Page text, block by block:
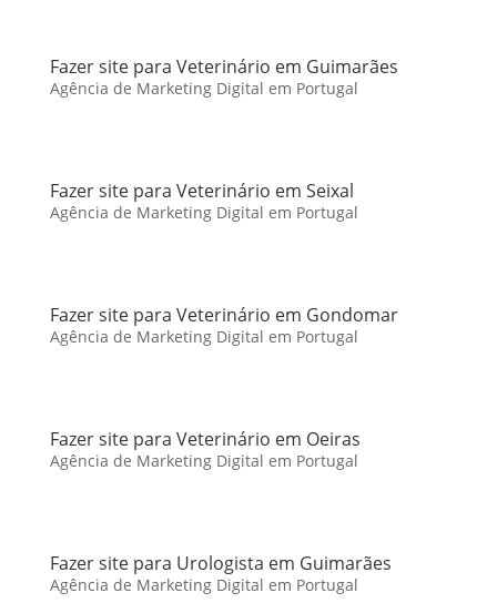
Fazer site para Veterinário em Guimarães
Agência de Marketing Digital em Portugal
Fazer site para Veterinário em Seixal
Agência de Marketing Digital em Portugal
Fazer site para Veterinário em Gondomar
Agência de Marketing Digital em Portugal
Fazer site para Veterinário em Oeiras
Agência de Marketing Digital em Portugal
Fazer site para Urologista em Guimarães
Agência de Marketing Digital em Portugal